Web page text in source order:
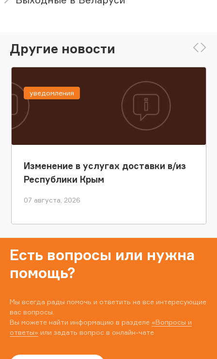
Другие новости
Изменение в услугах доставки в/из
Республики Крым
07 августа, 2026
уведомления
Есть вопросы или нужна
помощь?
Мы всегда рады помочь и ответить на все интересующие
вас вопросы.
Вы можете найти информацию в разделе «Вопросы и
ответы» или задать вопрос в онлайн-чате